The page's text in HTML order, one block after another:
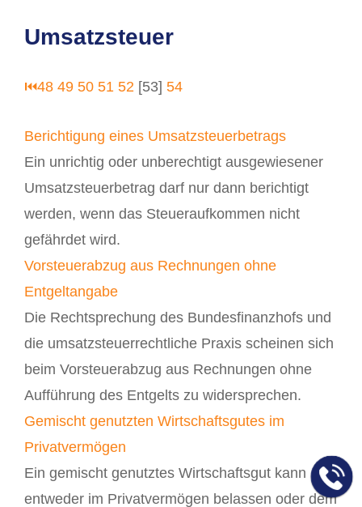
Umsatzsteuer
⏮48 49 50 51 52 [53] 54
Berichtigung eines Umsatzsteuerbetrags
Ein unrichtig oder unberechtigt ausgewiesener
Umsatzsteuerbetrag darf nur dann berichtigt
werden, wenn das Steueraufkommen nicht
gefährdet wird.
Vorsteuerabzug aus Rechnungen ohne
Entgeltangabe
Die Rechtsprechung des Bundesfinanzhofs und
die umsatzsteuerrechtliche Praxis scheinen sich
beim Vorsteuerabzug aus Rechnungen ohne
Aufführung des Entgelts zu widersprechen.
Gemischt genutzten Wirtschaftsgutes im
Privatvermögen
Ein gemischt genutztes Wirtschaftsgut kann
entweder im Privatvermögen belassen oder dem